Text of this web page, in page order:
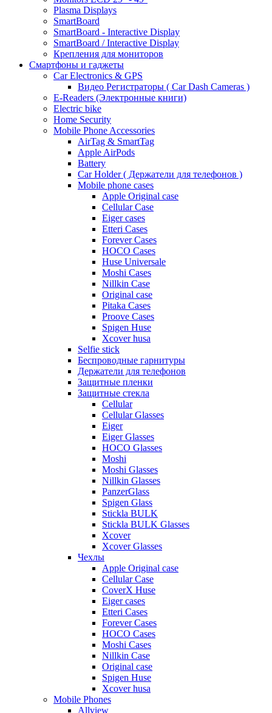
Plasma Displays
SmartBoard
SmartBoard - Interactive Display
SmartBoard / Interactive Display
Крепления для мониторов
Смартфоны и гаджеты
Car Electronics & GPS
Видео Регистраторы ( Car Dash Cameras )
E-Readers (Электронные книги)
Electric bike
Home Security
Mobile Phone Accessories
AirTag & SmartTag
Apple AirPods
Battery
Car Holder ( Держатели для телефонов )
Mobile phone cases
Apple Original case
Cellular Case
Eiger cases
Etteri Cases
Forever Cases
HOCO Cases
Huse Universale
Moshi Cases
Nillkin Case
Original case
Pitaka Cases
Proove Cases
Spigen Huse
Xcover husa
Selfie stick
Беспроводные гарнитуры
Держатели для телефонов
Защитные пленки
Защитные стекла
Cellular
Cellular Glasses
Eiger
Eiger Glasses
HOCO Glasses
Moshi
Moshi Glasses
Nillkin Glasses
PanzerGlass
Spigen Glass
Stickla BULK
Stickla BULK Glasses
Xcover
Xcover Glasses
Чехлы
Apple Original case
Cellular Case
CoverX Huse
Eiger cases
Etteri Cases
Forever Cases
HOCO Cases
Moshi Cases
Nillkin Case
Original case
Spigen Huse
Xcover husa
Mobile Phones
Allview